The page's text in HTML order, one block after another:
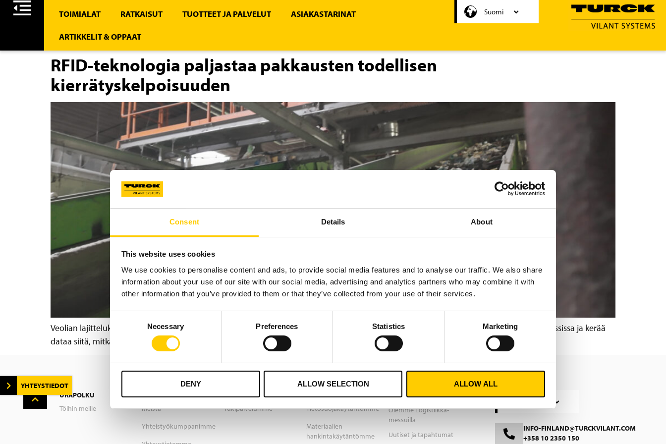
Consent Details About
This website uses cookies
We use cookies to personalise content and ads, to provide social media features and to analyse our traffic. We also share
information about your use of our site with our social media, advertising and analytics partners who may combine it with
other information that you’ve provided to them or that they’ve collected from your use of their services.
Consent
Selection
Necessary Preferences Statistics Marketing
DENY ALLOW SELECTION ALLOW ALL
TOIMIALAT RATKAISUT TUOTTEET JA PALVELUT ASIAKASTARINAT
ARTIKKELIT & OPPAAT
Suomi
Svenska
YHTEYSTIEDOT
RFID-teknologia paljastaa pakkausten todellisen
kierrätyskelpoisuuden
Veolian lajittelukeskus Ochtendungissa, Saksassa hyödyntää suomalaista RFID-teknologiaa, joka seuraa pakkausten kulkua aidossa prosessissa ja kerää
dataa siitä, mitkä pakkaukset kierrättyvät oikein.
URAPOLKU
Töihin meille
YRITYS
Meistä
Yhteistyökumppanimme
TEKNINEN TUKI
Tukipalvelumme
KÄYTÄNNÖT
Tietosuojakäytäntömme
Materiaalien
hankintakäytäntömme
UUTISET & TAPAHTUMAT
Olemme Logistiikka-
messuilla
Uutiset ja tapahtumat
INFO-FINLAND@TURCKVILANT.COM
+358 10 2350 150